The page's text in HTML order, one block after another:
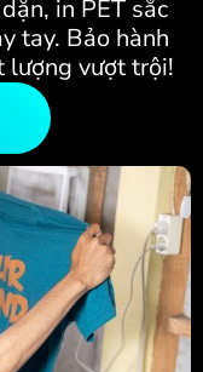
in PET sắc
tay. Bảo hành
lượng vượt trội!